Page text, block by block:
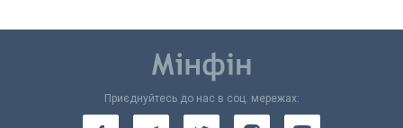
Приєднуйтесь до нас в соц. мережах: